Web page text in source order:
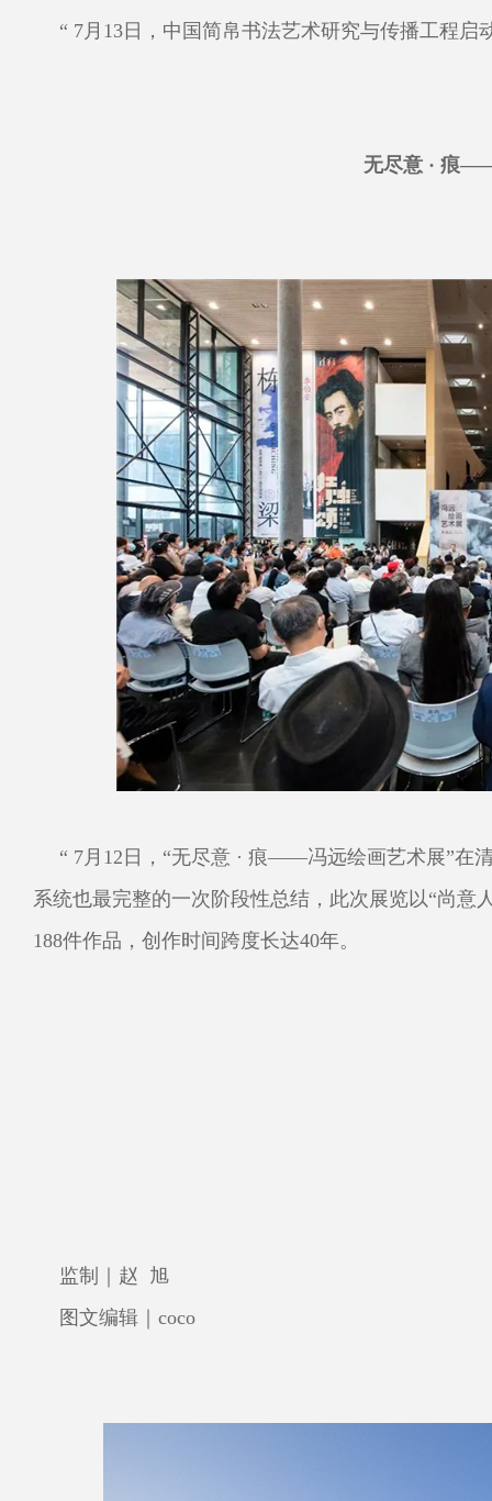
“ 7月13日，中国简帛书法艺术研究与传播工程启
无尽意 · 痕
“ 7月12日，“无尽意 · 痕——冯远绘画艺术展”在
系统也最完整的一次阶段性总结，此次展览以“尚意
188件作品，创作时间跨度长达40年。
监制｜赵 旭
图文编辑｜coco